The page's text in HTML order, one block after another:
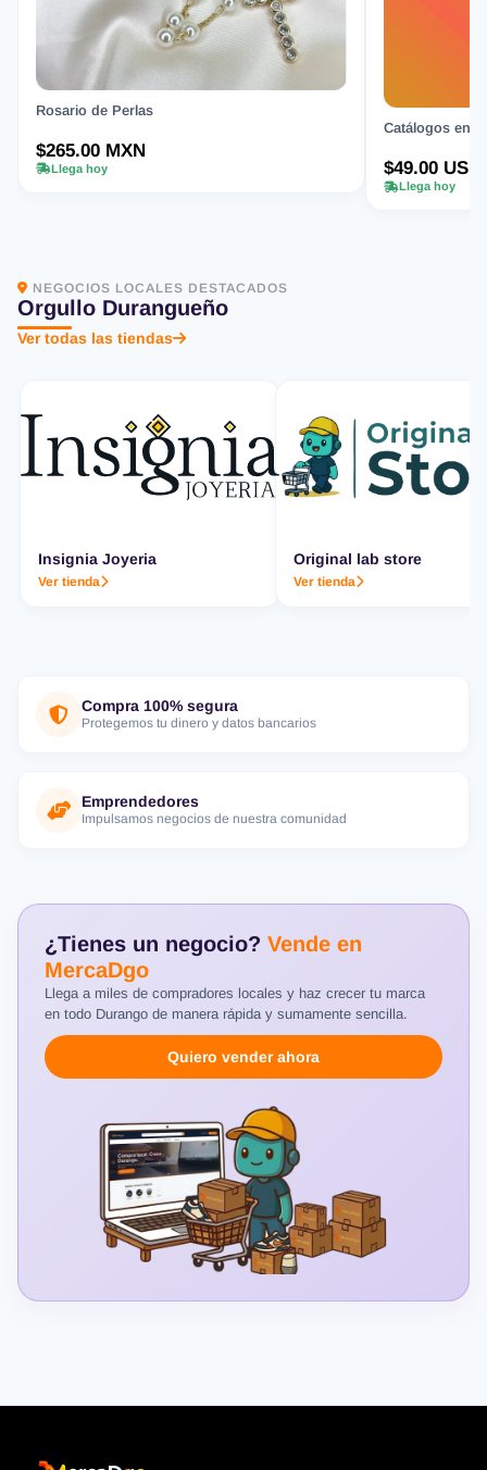
Rosario de Perlas
$265.00 MXN
Llega hoy
Catálogos en
$49.00 USD
Llega hoy
NEGOCIOS LOCALES DESTACADOS
Orgullo Durangueño
Ver todas las tiendas
Insignia Joyeria
Ver tienda
Original lab store
Ver tienda
Compra 100% segura
Protegemos tu dinero y datos bancarios
Emprendedores
Impulsamos negocios de nuestra comunidad
¿Tienes un negocio? Vende en
MercaDgo
Llega a miles de compradores locales y haz crecer tu marca
en todo Durango de manera rápida y sumamente sencilla.
Quiero vender ahora